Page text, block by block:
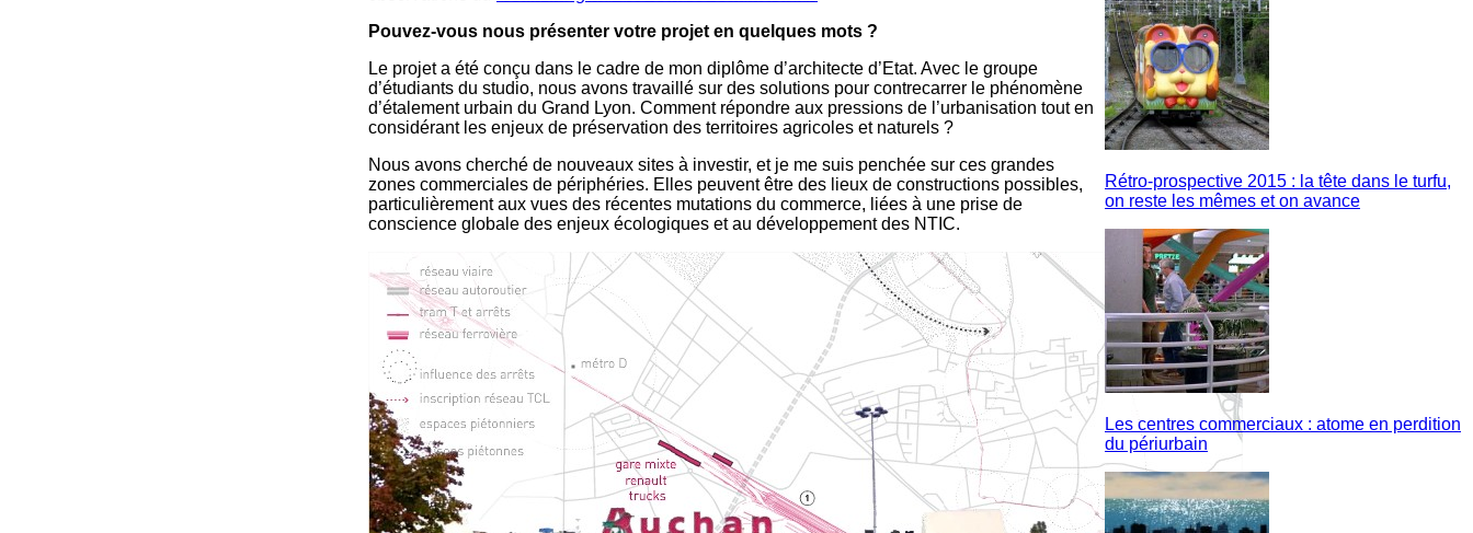
Pouvez-vous nous présenter votre projet en quelques mots ?
Le projet a été conçu dans le cadre de mon diplôme d’architecte d’Etat. Avec le groupe
d’étudiants du studio, nous avons travaillé sur des solutions pour contrecarrer le phénomène
d’étalement urbain du Grand Lyon. Comment répondre aux pressions de l’urbanisation tout en
considérant les enjeux de préservation des territoires agricoles et naturels ?
Nous avons cherché de nouveaux sites à investir, et je me suis penchée sur ces grandes
zones commerciales de périphéries. Elles peuvent être des lieux de constructions possibles,
particulièrement aux vues des récentes mutations du commerce, liées à une prise de
conscience globale des enjeux écologiques et au développement des NTIC.
Rétro-prospective 2015 : la tête dans le turfu,
on reste les mêmes et on avance
Les centres commerciaux : atome en perdition
du périurbain